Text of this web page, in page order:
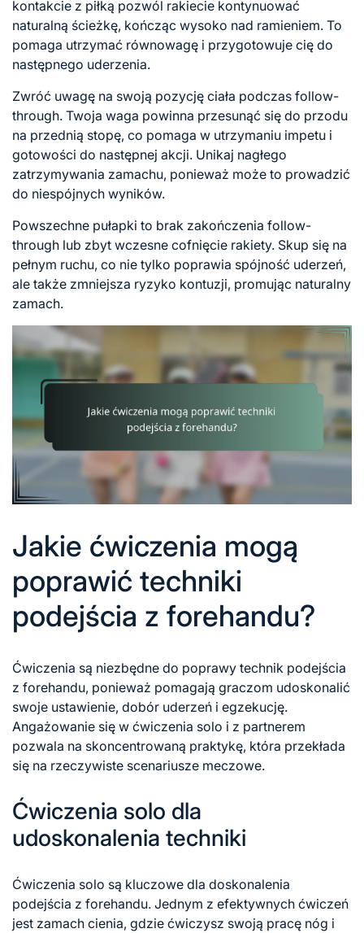
kontakcie z piłką pozwól rakiecie kontynuować
naturalną ścieżkę, kończąc wysoko nad ramieniem. To
pomaga utrzymać równowagę i przygotowuje cię do
następnego uderzenia.
Zwróć uwagę na swoją pozycję ciała podczas follow-
through. Twoja waga powinna przesunąć się do przodu
na przednią stopę, co pomaga w utrzymaniu impetu i
gotowości do następnej akcji. Unikaj nagłego
zatrzymywania zamachu, ponieważ może to prowadzić
do niespójnych wyników.
Powszechne pułapki to brak zakończenia follow-
through lub zbyt wczesne cofnięcie rakiety. Skup się na
pełnym ruchu, co nie tylko poprawia spójność uderzeń,
ale także zmniejsza ryzyko kontuzji, promując naturalny
zamach.
Jakie ćwiczenia mogą
poprawić techniki
podejścia z forehandu?
Ćwiczenia są niezbędne do poprawy technik podejścia
z forehandu, ponieważ pomagają graczom udoskonalić
swoje ustawienie, dobór uderzeń i egzekucję.
Angażowanie się w ćwiczenia solo i z partnerem
pozwala na skoncentrowaną praktykę, która przekłada
się na rzeczywiste scenariusze meczowe.
Ćwiczenia solo dla
udoskonalenia techniki
Ćwiczenia solo są kluczowe dla doskonalenia
podejścia z forehandu. Jednym z efektywnych ćwiczeń
jest zamach cienia, gdzie ćwiczysz swoją pracę nóg i